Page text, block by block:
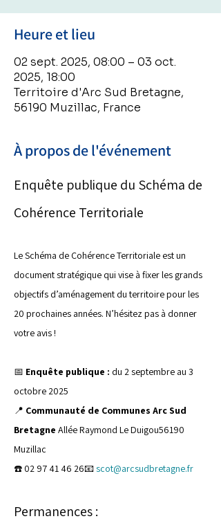
Heure et lieu
02 sept. 2025, 08:00 – 03 oct.
2025, 18:00
Territoire d'Arc Sud Bretagne,
56190 Muzillac, France
À propos de l'événement
Enquête publique du Schéma de
Cohérence Territoriale
Le Schéma de Cohérence Territoriale est un
document stratégique qui vise à fixer les grands
objectifs d’aménagement du territoire pour les
20 prochaines années. N’hésitez pas à donner
votre avis !
📅 Enquête publique : du 2 septembre au 3
octobre 2025
📍 Communauté de Communes Arc Sud
Bretagne Allée Raymond Le Duigou56190
Muzillac
☎️ 02 97 41 46 26📧 scot@arcsudbretagne.fr
Permanences :